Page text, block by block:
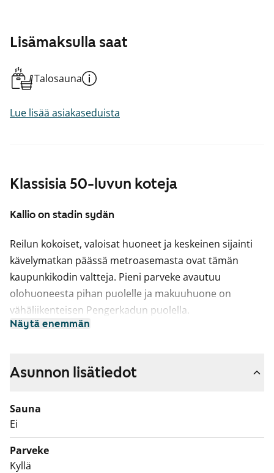
Klassisia 50-luvun koteja
Kallio on stadin sydän
Reilun kokoiset, valoisat huoneet ja keskeinen sijainti
kävelymatkan päässä metroasemasta ovat tämän
kaupunkikodin valtteja. Pieni parveke avautuu
olohuoneesta pihan puolelle ja makuuhuone on
vähäliikenteisen Pengerkadun puolella.
Keittiössä on jää-pakastinkaappi ja keraaminen liesi.
Näytä enemmän
Lisämaksulla saat
Talosauna
Lue lisää asiakaseduista
Asunnon lisätiedot
Sauna
Ei
Parveke
Kyllä